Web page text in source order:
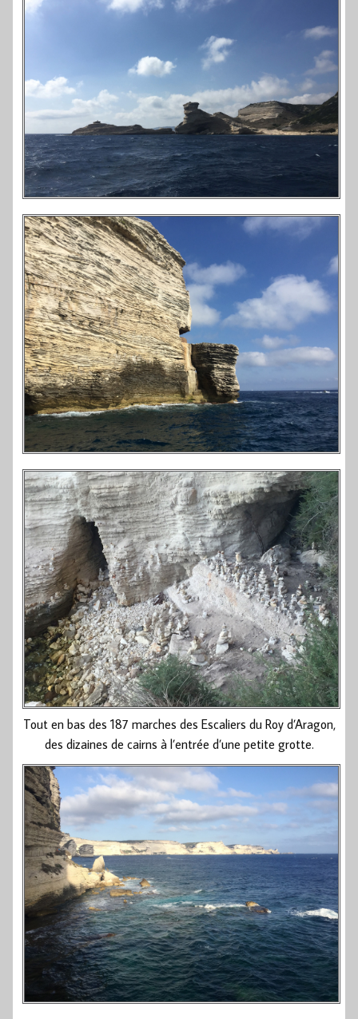
Tout en bas des 187 marches des Escaliers du Roy d’Aragon,
des dizaines de cairns à l’entrée d’une petite grotte.